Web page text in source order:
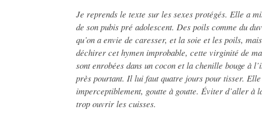
Je reprends le texte sur les sexes protégés. Elle a
de son pubis pré adolescent. Des poils comme du
qu’on a envie de caresser, et la soie et les poils,
déchirer cet hymen improbable, cette virginité de
sont enrobées dans un cocon et la chenille bouge à
près pourtant. Il lui faut quatre jours pour tisser.
imperceptiblement, goutte à goutte. Éviter d’aller à
trop ouvrir les cuisses.